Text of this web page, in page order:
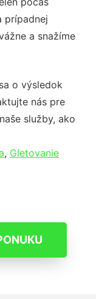
prípadnej
a snažíme
o výsledok
nás pre
služby, ako
, Gletovanie